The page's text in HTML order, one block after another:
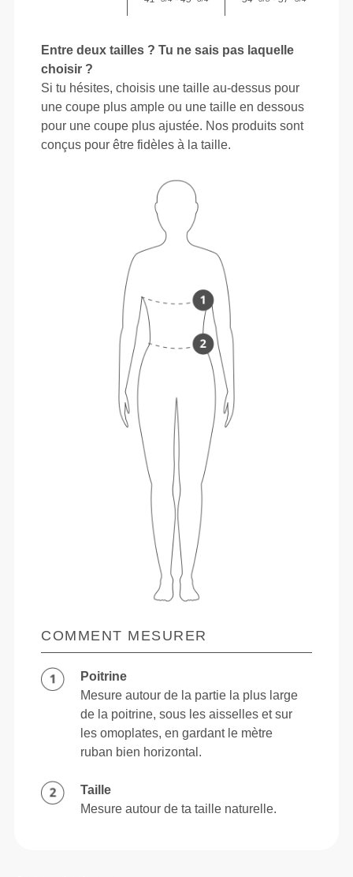
Entre deux tailles ? Tu ne sais pas laquelle
choisir ?
Si tu hésites, choisis une taille au-dessus pour
une coupe plus ample ou une taille en dessous
pour une coupe plus ajustée. Nos produits sont
conçus pour être fidèles à la taille.
COMMENT MESURER
Poitrine
Mesure autour de la partie la plus large
de la poitrine, sous les aisselles et sur
les omoplates, en gardant le mètre
ruban bien horizontal.
Taille
Mesure autour de ta taille naturelle.